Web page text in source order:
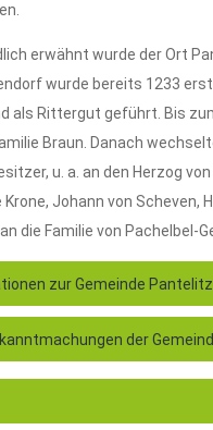
erwähnt wurde der Ort
wurde bereits 1233
als Rittergut geführt. Bis
Braun. Danach
u. a. an den Herzog
Johann von Scheven,
die Familie von Pachelbel-
zur Gemeinde Pantelitz
der